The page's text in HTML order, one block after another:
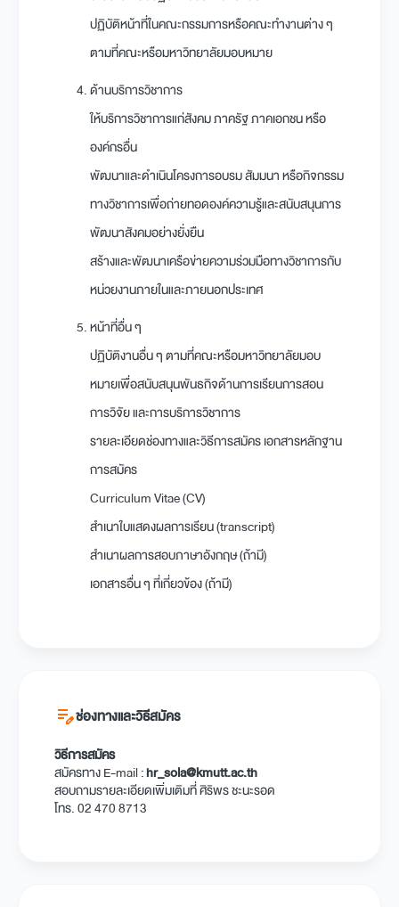
ปฏิบัติหน้าที่ในคณะกรรมการหรือคณะทำงานต่าง ๆ
ตามที่คณะหรือมหาวิทยาลัยมอบหมาย
ด้านบริการวิชาการ
ให้บริการวิชาการแก่สังคม ภาครัฐ ภาคเอกชน หรือ
องค์กรอื่น
พัฒนาและดำเนินโครงการอบรม สัมมนา หรือกิจกรรม
ทางวิชาการเพื่อถ่ายทอดองค์ความรู้และสนับสนุนการ
พัฒนาสังคมอย่างยั่งยืน
สร้างและพัฒนาเครือข่ายความร่วมมือทางวิชาการกับ
หน่วยงานภายในและภายนอกประเทศ
หน้าที่อื่น ๆ
ปฏิบัติงานอื่น ๆ ตามที่คณะหรือมหาวิทยาลัยมอบ
หมายเพื่อสนับสนุนพันธกิจด้านการเรียนการสอน
การวิจัย และการบริการวิชาการ
รายละเอียดช่องทางและวิธีการสมัคร เอกสารหลักฐาน
การสมัคร
Curriculum Vitae (CV)
สำเนาใบแสดงผลการเรียน (transcript)
สำเนาผลการสอบภาษาอังกฤษ (ถ้ามี)
เอกสารอื่น ๆ ที่เกี่ยวข้อง (ถ้ามี)
edit_noteช่องทางและวิธีสมัคร
วิธีการสมัคร
สมัครทาง E-mail :hr_sola@kmutt.ac.th
สอบถามรายละเอียดเพิ่มเติมที่ ศิริพร ชะนะรอด
โทร. 02 470 8713